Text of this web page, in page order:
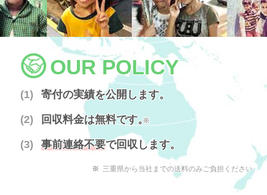
OUR POLICY
寄付の実績を公開します。
回収料金は無料です。
※
事前連絡不要で回収します。
三重県から当社までの送料のみご負担ください